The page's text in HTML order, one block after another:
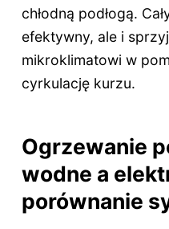
chłodną podłogą.
efektywny, ale i
mikroklimatowi w
cyrkulację kurzu.
Ogrzewanie
wodne a
porównanie